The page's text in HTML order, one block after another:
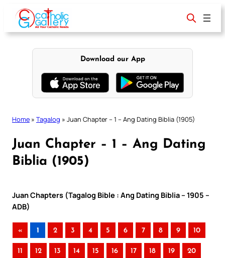
content
Download our App
Home » Tagalog » Juan Chapter – 1 – Ang Dating Biblia (1905)
Juan Chapter – 1 – Ang Dating
Biblia (1905)
Juan Chapters (Tagalog Bible : Ang Dating Biblia – 1905 –
ADB)
« 1 2 3 4 5 6 7 8 9 10
11 12 13 14 15 16 17 18 19 20